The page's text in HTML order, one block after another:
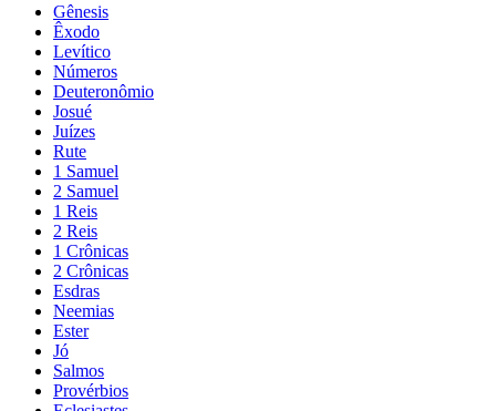
Gênesis
Êxodo
Levítico
Números
Deuteronômio
Josué
Juízes
Rute
1 Samuel
2 Samuel
1 Reis
2 Reis
1 Crônicas
2 Crônicas
Esdras
Neemias
Ester
Jó
Salmos
Provérbios